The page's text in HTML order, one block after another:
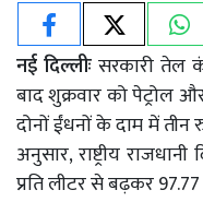
नई दिल्लीः सरकारी तेल
बाद शुक्रवार को पेट्रोल
दोनों ईंधनों के दाम में तीन
अनुसार, राष्ट्रीय
प्रति लीटर से बढ़कर